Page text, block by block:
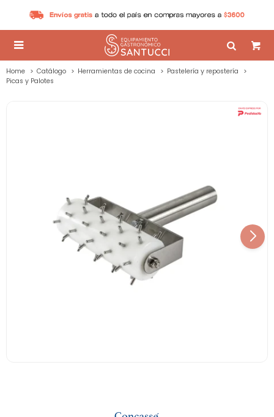

Home Catálogo Herramientas de cocina
Pastelería y repostería
Picas y Palotes